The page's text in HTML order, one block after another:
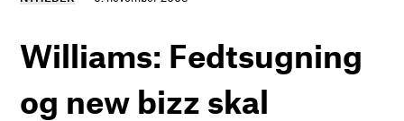
Williams: Fedtsugning
og new bizz skal